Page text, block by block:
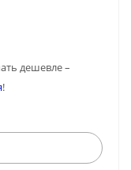
дешевле –
!